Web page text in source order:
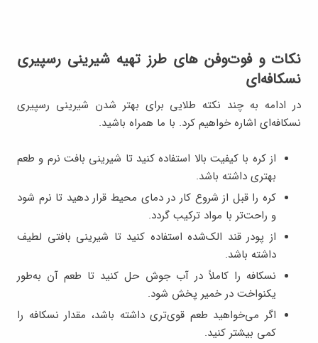
نکات و فوت‌وفن های طرز تهیه شیرینی رسپیری
نسکافه‌‌ای
در ادامه به چند نکته طلایی برای بهتر شدن شیرینی رسپیری
نسکافه‌‌ای اشاره خواهیم کرد. با ما همراه باشید.
از کره با کیفیت بالا استفاده کنید تا شیرینی بافت نرم و طعم
بهتری داشته باشد.
کره را قبل از شروع کار در دمای محیط قرار دهید تا نرم شود
و راحت‌تر با مواد ترکیب گردد.
از پودر قند الک‌شده استفاده کنید تا شیرینی بافتی لطیف
داشته باشد.
نسکافه را کاملاً در آب جوش حل کنید تا طعم آن به‌طور
یکنواخت در خمیر پخش شود.
اگر می‌خواهید طعم قوی‌تری داشته باشد، مقدار نسکافه را
کمی بیشتر کنید.